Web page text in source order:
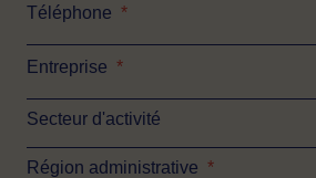
Téléphone *
Entreprise *
Secteur d'activité
Région administrative *